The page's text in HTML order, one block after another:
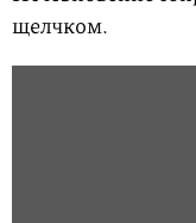
щелчком.